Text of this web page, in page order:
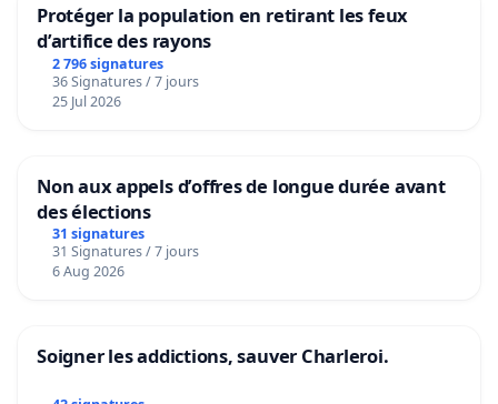
Protéger la population en retirant les feux
d’artifice des rayons
2 796 signatures
36 Signatures / 7 jours
25 Jul 2026
Non aux appels d’offres de longue durée avant
des élections
31 signatures
31 Signatures / 7 jours
6 Aug 2026
Soigner les addictions, sauver Charleroi.